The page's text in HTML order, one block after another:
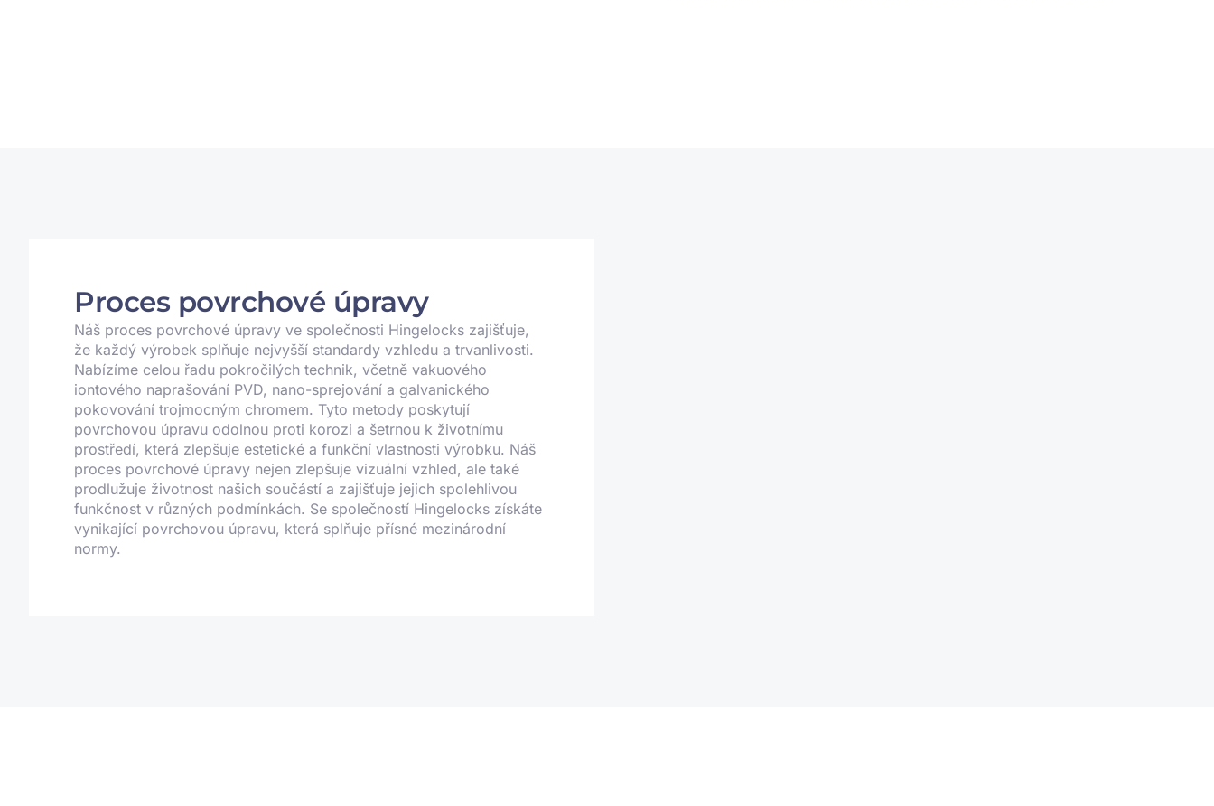
Proces povrchové úpravy
Náš proces povrchové úpravy ve společnosti Hingelocks zajišťuje,
že každý výrobek splňuje nejvyšší standardy vzhledu a trvanlivosti.
Nabízíme celou řadu pokročilých technik, včetně vakuového
iontového naprašování PVD, nano-sprejování a galvanického
pokovování trojmocným chromem. Tyto metody poskytují
povrchovou úpravu odolnou proti korozi a šetrnou k životnímu
prostředí, která zlepšuje estetické a funkční vlastnosti výrobku. Náš
proces povrchové úpravy nejen zlepšuje vizuální vzhled, ale také
prodlužuje životnost našich součástí a zajišťuje jejich spolehlivou
funkčnost v různých podmínkách. Se společností Hingelocks získáte
vynikající povrchovou úpravu, která splňuje přísné mezinárodní
normy.